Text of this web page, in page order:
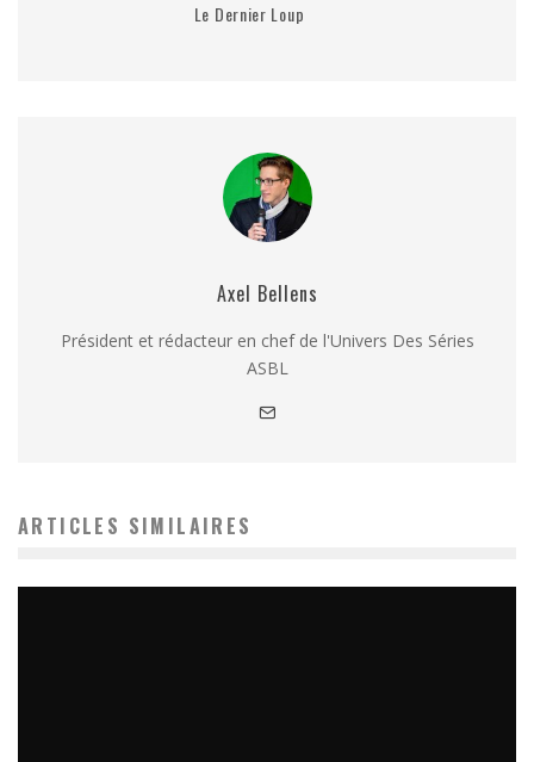
Le Dernier Loup
Axel Bellens
Président et rédacteur en chef de l'Univers Des Séries
ASBL
ARTICLES SIMILAIRES